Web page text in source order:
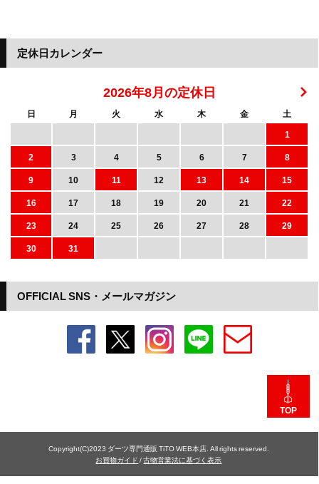
OFFICIAL SNS・メールマガジン
定休日カレンダー
2026年8月の定休日
日 月 火 水 木 金
土
1
2
3 4 5 6 7
8
9
10 11 12 13 14
15
16
17 18 19 20 21
22
23
24 25 26 27 28
29
30
31
TOP
Copyright(C)2023 ダーツ専門通販 TiTO WEB本店. All rights reserved.
お買物ガイド /古物営業法に基づく表示